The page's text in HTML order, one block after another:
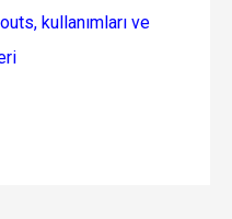
kullanımları ve